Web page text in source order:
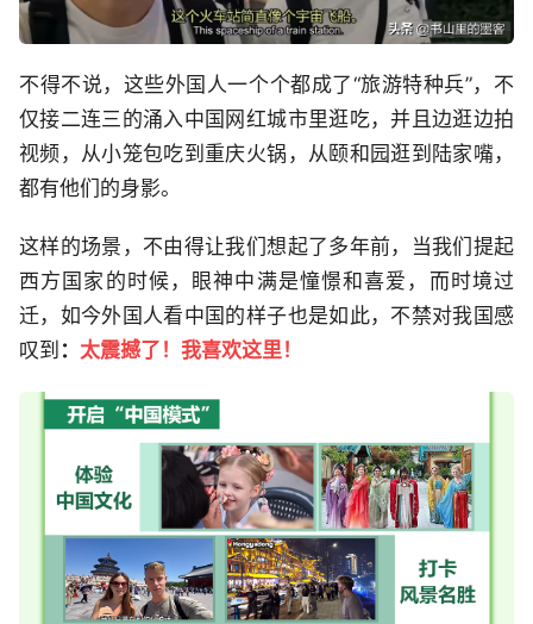
不得不说，这些外国人一个个都成了“旅游特种兵”，不
仅接二连三的涌入中国网红城市里逛吃，并且边逛边拍
视频，从小笼包吃到重庆火锅，从颐和园逛到陆家嘴，
都有他们的身影。
这样的场景，不由得让我们想起了多年前，当我们提起
西方国家的时候，眼神中满是憧憬和喜爱，而时境过
迁，如今外国人看中国的样子也是如此，不禁对我国感
叹到 ： 太震撼了！我喜欢这里！